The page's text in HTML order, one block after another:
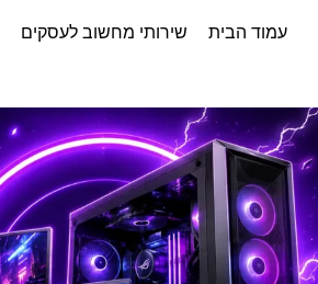
עמוד הבית שירותי מחשוב לעסקים